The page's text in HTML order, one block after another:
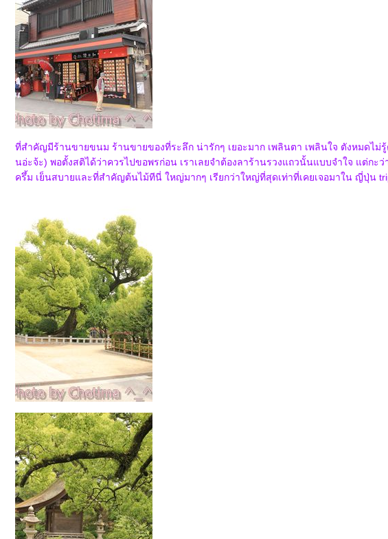
ที่สำคัญมีร้านขายขนม ร้านขายของที่ระลึก น่ารักๆ เยอะมาก เพลินตา เพลินใจ ตังหมดไม่
นอ่ะจ้ะ) พอตั้งสติได้ว่าควรไปขอพรก่อน เราเลยจำต้องลาร้านรวงแถวนั้นแบบจำใจ แต่กะ
ครึ้ม เย็นสบายและที่สำคัญต้นไม้ทีนี่ ใหญ่มากๆ เรียกว่าใหญ่ที่สุดเท่าที่เคยเจอมาใน ญี่ปุ่น